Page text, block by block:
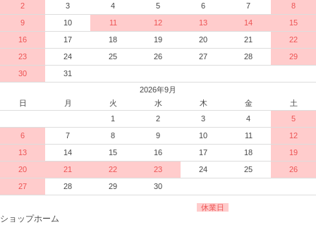
2
3 4 5 6 7
8
9
10 11 12 13 14
15
16
17 18 19 20 21
22
23
24 25 26 27 28
29
30
31
2026年9月
日
月 火 水 木 金
土
1
2 3 4
5
6
7 8 9 10 11
12
13
14 15 16 17 18
19
20
21 22 23 24 25
26
27
28 29 30
休業日
ショップホーム